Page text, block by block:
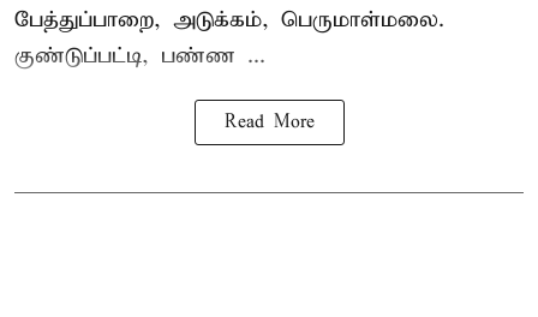
பேத்துப்பாறை, அடுக்கம், பெருமாள்மலை.
குண்டுப்பட்டி, பண்ண ...
Read More